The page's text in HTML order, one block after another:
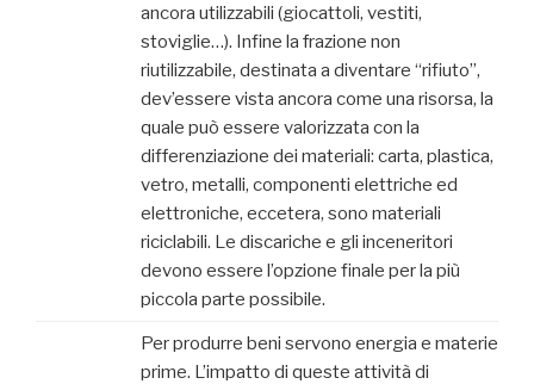
ancora utilizzabili (giocattoli, vestiti,
stoviglie…). Infine la frazione non
riutilizzabile, destinata a diventare “rifiuto”,
dev’essere vista ancora come una risorsa, la
quale può essere valorizzata con la
differenziazione dei materiali: carta, plastica,
vetro, metalli, componenti elettriche ed
elettroniche, eccetera, sono materiali
riciclabili. Le discariche e gli inceneritori
devono essere l’opzione finale per la più
piccola parte possibile.
Per produrre beni servono energia e materie
prime. L’impatto di queste attività di